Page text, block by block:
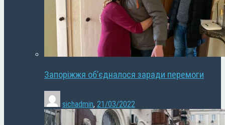
Запоріжжя об’єдналося заради перемоги
sichadmin, 21/03/2022